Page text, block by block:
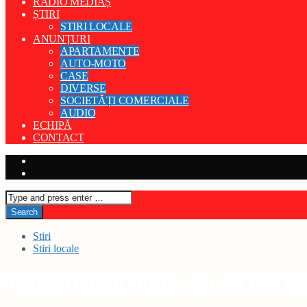
ȘTIRI
STIRI LOCALE
ANUNȚURI
APARTAMENTE
AUTO-MOTO
CASE
DIVERSE
SOCIETĂȚI COMERCIALE
AUDIO
ECHIPĂ
CONTACT
Stiri
Stiri locale